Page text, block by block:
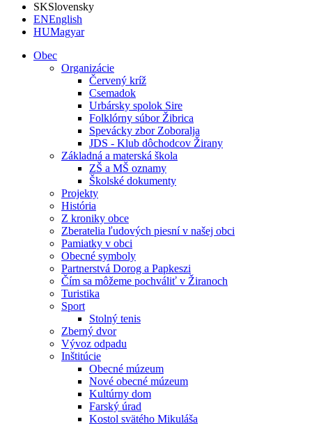
SKSlovensky
ENEnglish
HUMagyar
Obec
Organizácie
Červený kríž
Csemadok
Urbársky spolok Sire
Folklórny súbor Žibrica
Spevácky zbor Zoboralja
JDS - Klub dôchodcov Žirany
Základná a materská škola
ZŠ a MŠ oznamy
Školské dokumenty
Projekty
História
Z kroniky obce
Zberatelia ľudových piesní v našej obci
Pamiatky v obci
Obecné symboly
Partnerstvá Dorog a Papkeszi
Čím sa môžeme pochváliť v Žiranoch
Turistika
Sport
Stolný tenis
Zberný dvor
Vývoz odpadu
Inštitúcie
Obecné múzeum
Nové obecné múzeum
Kultúrny dom
Farský úrad
Kostol svätého Mikuláša